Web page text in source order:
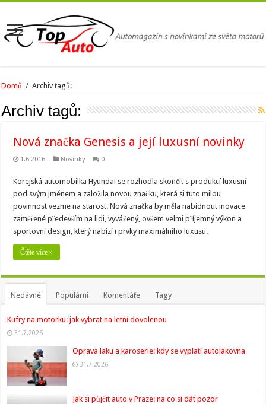
Domů / Archiv tagů:
Archiv tagů:
Nová značka Genesis a její luxusní novinky
1.6.2016 Novinky 0
Korejská automobilka Hyundai se rozhodla skončit s produkcí luxusní
pod svým jménem a založila novou značku, která si tuto milou
povinnost vezme na starost. Nová značka by měla nabídnout inovace
zaměřené především na lidi, vyvážený, ovšem velmi příjemný výkon a
sportovní design, který nabízí i prvky maximálního luxusu.
Čtěte více »
Nedávné Populární Komentáře Tagy
Kufry na motorku: jak vybrat na letní dovolenou
31.7.2026
Oprava laku a karoserie: kdy se vyplatí autolakovna
31.7.2026
Jak si půjčit auto v Praze: na co si dát pozor